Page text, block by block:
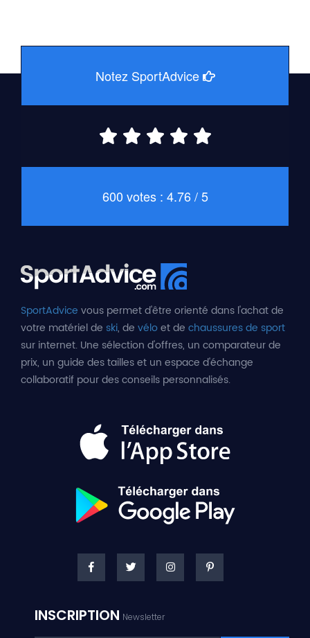
Notez SportAdvice
600 votes : 4.76 / 5
SportAdvice vous permet d'être orienté dans l'achat de
votre matériel de ski, de véloet de chaussures de sport
sur internet. Une sélection d'offres, un comparateur de
prix, un guide des tailles et un espace d'échange
collaboratif pour des conseils personnalisés.
INSCRIPTION Newsletter